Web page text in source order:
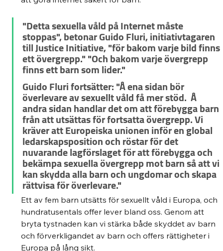
"Detta sexuella våld på Internet måste
stoppas", betonar Guido Fluri, initiativtagaren
till Justice Initiative, "för bakom varje bild finns
ett övergrepp." "Och bakom varje övergrepp
finns ett barn som lider."
Guido Fluri fortsätter: "Å ena sidan bör
överlevare av sexuellt våld få mer stöd.  Å
andra sidan handlar det om att förebygga barn
från att utsättas för fortsatta övergrepp. Vi
kräver att Europeiska unionen inför en global
ledarskapsposition och röstar för det
nuvarande lagförslaget för att förebygga och
bekämpa sexuella övergrepp mot barn så att vi
kan skydda alla barn och ungdomar och skapa
rättvisa för överlevare."
Ett av fem barn utsätts för sexuellt våld i Europa, och
hundratusentals offer lever bland oss. Genom att
bryta tystnaden kan vi stärka både skyddet av barn
och förverkligandet av barn och offers rättigheter i
Europa på lång sikt.